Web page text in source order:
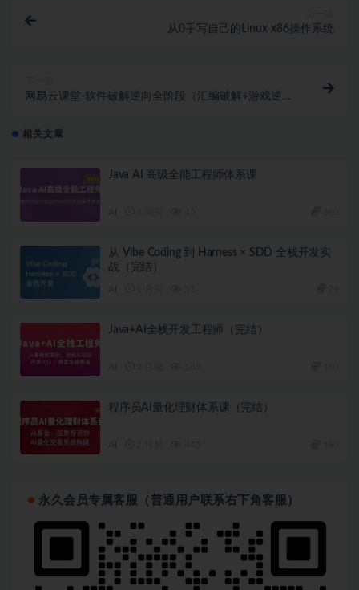
从0手写自己的Linux x86操作系统
网易云课堂-软件破解逆向全阶段（汇编破解+游戏逆向
相关文章
Java AI 高级全能工程师体系课
从 Vibe Coding 到 Harness × SDD 全栈开发实
战（完结）
Java+AI全栈开发工程师（完结）
程序员AI量化理财体系课（完结）
永久会员专属客服（普通用户联系右下角客服）